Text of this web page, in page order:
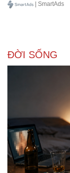
| SmartAds
ĐỜI SỐNG